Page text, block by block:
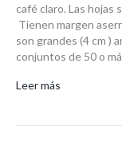
café claro. Las hojas
Tienen margen
son grandes (4 cm )
conjuntos de 50 o
Leer más